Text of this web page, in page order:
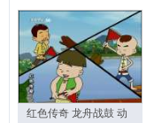
红色传奇 龙舟战鼓 动